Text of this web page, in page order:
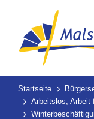
Startseite
Arbeitslos, Arbeit